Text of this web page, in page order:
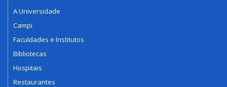
A Universidade
Campi
Faculdades e Institutos
Bibliotecas
Hospitais
Restaurantes